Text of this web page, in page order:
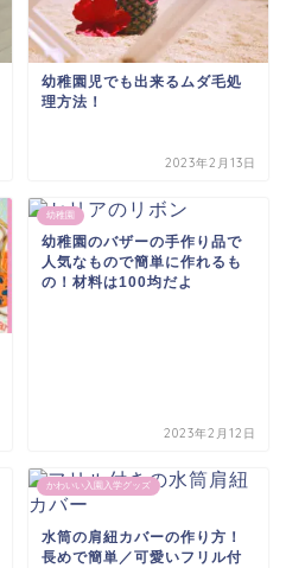
幼稚園児でも出来るムダ毛処
理方法！
2023年2月13日
幼稚園
幼稚園のバザーの手作り品で
人気なもので簡単に作れるも
の！材料は100均だよ
2023年2月12日
かわいい入園入学グッズ
水筒の肩紐カバーの作り方！
長めで簡単／可愛いフリル付